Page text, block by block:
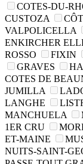
COTES-DU-
CUSTOZA
VALPOLICELLA
ENKIRCHER
ROSSO
FIXIN
GRAVES
COTES DE
JUMILLA
LANGHE
MANCHUELA
1ER CRU
ET-MAINE
NUITS-SAINT-